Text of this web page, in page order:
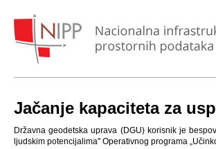
Jačanje kapaciteta za
Državna geodetska uprava (DGU) korisnik je
ljudskim potencijalima" Operativnog programa